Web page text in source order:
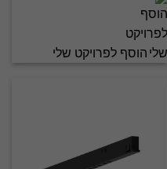
הוסף לפרויקט שלי